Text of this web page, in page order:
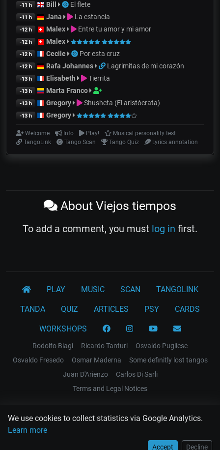
We use cookies to collect statistics via Google Analytics.
Learn more
Accept Decline
-11 h Bill El flete
-11 h Jana La estancia
-12 h Malex Entre tu amor y mi amor
-12 h Malex
-12 h Cecile Por esta cruz
-12 h Rafa Johannes Lagrimitas de mi corazón
-13 h Elisabeth Tierrita
-13 h Marta Franco
-13 h Gregory Shusheta (El aristócrata)
-13 h Gregory
Welcome Info Play!
Musical personality test
TangoLink
Tango Scan Tango Quiz Lyrics annotation
About Viejos tiempos
To add a comment, you must log in first.
PLAY MUSIC SCAN TANGOLINK
TANDA QUIZ ARTICLES PSY CARDS
WORKSHOPS
Rodolfo Biagi Ricardo Tanturi
Osvaldo Pugliese
Osvaldo Fresedo
Osmar Maderna
Some definitly lost tangos
Juan D'Arienzo
Carlos Di Sarli
Terms and Legal Notices
EL RECODO TANGO